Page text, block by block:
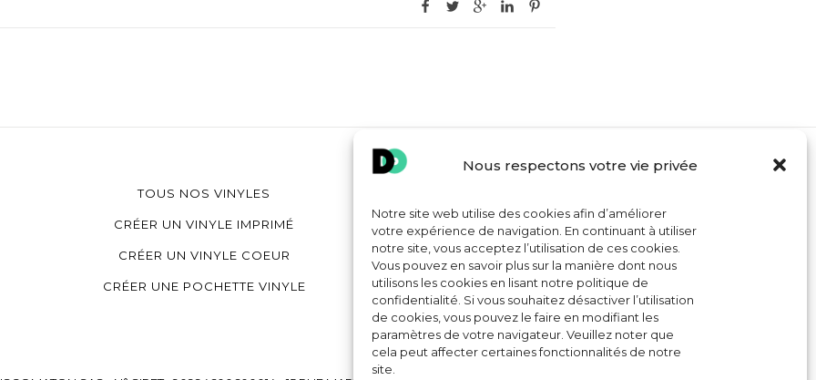
Nous respectons votre vie privée
Notre site web utilise des cookies afin d’améliorer
votre expérience de navigation. En continuant à utiliser
notre site, vous acceptez l’utilisation de ces cookies.
Vous pouvez en savoir plus sur la manière dont nous
utilisons les cookies en lisant notre politique de
confidentialité. Si vous souhaitez désactiver l’utilisation
de cookies, vous pouvez le faire en modifiant les
paramètres de votre navigateur. Veuillez noter que
cela peut affecter certaines fonctionnalités de notre
site.
TOUS NOS VINYLES
CRÉER UN VINYLE IMPRIMÉ
CRÉER UN VINYLE COEUR
CRÉER UNE POCHETTE VINYLE
CONTACT
CONDITIONS GÉNÉRALES DE VENTE
POLITIQUE DE COOKIES